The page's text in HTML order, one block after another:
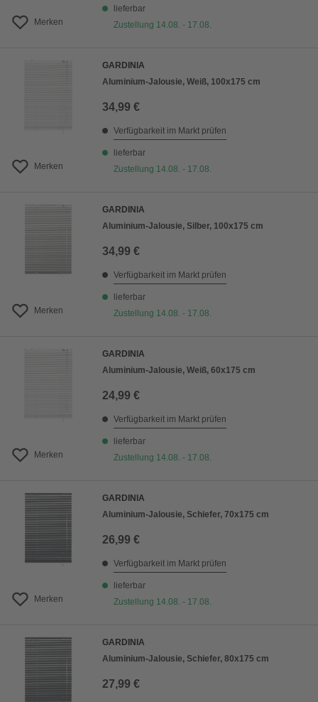
Merken
lieferbar
Zustellung 14.08. - 17.08.
Merken
GARDINIA
Aluminium-Jalousie, Weiß, 100x175 cm
34,99 €
Verfügbarkeit im Markt prüfen
lieferbar
Zustellung 14.08. - 17.08.
Merken
GARDINIA
Aluminium-Jalousie, Silber, 100x175 cm
34,99 €
Verfügbarkeit im Markt prüfen
lieferbar
Zustellung 14.08. - 17.08.
Merken
GARDINIA
Aluminium-Jalousie, Weiß, 60x175 cm
24,99 €
Verfügbarkeit im Markt prüfen
lieferbar
Zustellung 14.08. - 17.08.
Merken
GARDINIA
Aluminium-Jalousie, Schiefer, 70x175 cm
26,99 €
Verfügbarkeit im Markt prüfen
lieferbar
Zustellung 14.08. - 17.08.
GARDINIA
Aluminium-Jalousie, Schiefer, 80x175 cm
27,99 €